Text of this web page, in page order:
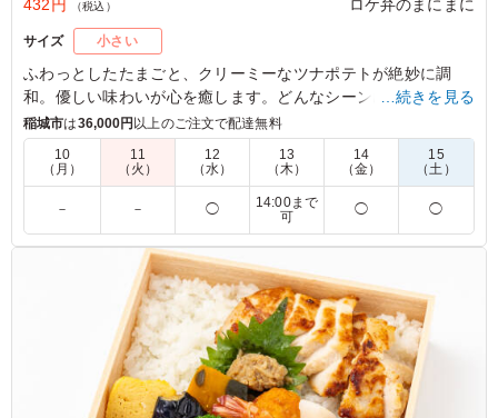
432円
（税込） ロケ弁のまにまに
サイズ 小さい
ふわっとしたたまごと、クリーミーなツナポテトが絶妙に調
和。優しい味わいが心を癒します。どんなシーンにもぴったり
で、朝食や軽食に最適な一品です。彩り豊かな具材が目を引
き、食べる楽しさを引き立てます。
※サンドイッチはラップに包んでお届けします。
5.0
朝食に定番のサンドイッチですが、量もちょうど良くとて
も人気でした。卵とツナの味付けもちょうど良くてとても
おいしかったです。手軽に頼めてコスパもいいのでまた頼
みたいと思いました。
ご利用シーン：ロケ・撮影 ›スタジオ撮影
東京都江東区青海2026/06/09
…続きを見る
稲城市は36,000円 以上のご注文で配達無料
10
（月）
11
（火）
12
（水）
13
（木）
14
（金）
15
（土）
－ － ◯
14:00まで
可
◯ ◯